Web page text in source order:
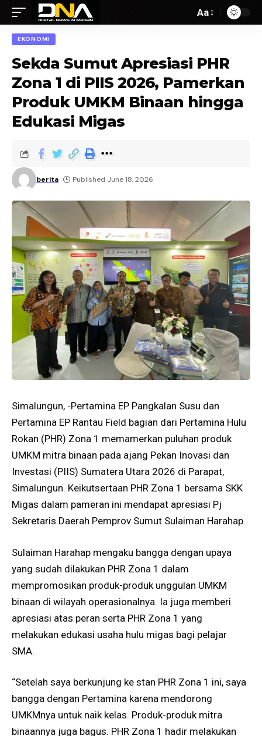
Aa
EKONOMI
Sekda Sumut Apresiasi PHR
Zona 1 di PIIS 2026, Pamerkan
Produk UMKM Binaan hingga
Edukasi Migas
berita Published June 18, 2026
Simalungun, -Pertamina EP Pangkalan Susu dan
Pertamina EP Rantau Field bagian dari Pertamina Hulu
Rokan (PHR) Zona 1 memamerkan puluhan produk
UMKM mitra binaan pada ajang Pekan Inovasi dan
Investasi (PIIS) Sumatera Utara 2026 di Parapat,
Simalungun. Keikutsertaan PHR Zona 1 bersama SKK
Migas dalam pameran ini mendapat apresiasi Pj
Sekretaris Daerah Pemprov Sumut Sulaiman Harahap.
Sulaiman Harahap mengaku bangga dengan upaya
yang sudah dilakukan PHR Zona 1 dalam
mempromosikan produk-produk unggulan UMKM
binaan di wilayah operasionalnya. Ia juga memberi
apresiasi atas peran serta PHR Zona 1 yang
melakukan edukasi usaha hulu migas bagi pelajar
SMA.
“Setelah saya berkunjung ke stan PHR Zona 1 ini, saya
bangga dengan Pertamina karena mendorong
UMKMnya untuk naik kelas. Produk-produk mitra
binaannya juga bagus. PHR Zona 1 hadir melakukan